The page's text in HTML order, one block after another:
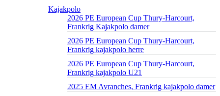
Kajakpolo
2026 PE European Cup Thury-Harcourt,
Frankrig Kajakpolo damer
2026 PE European Cup Thury-Harcourt,
Frankrig kajakpolo herre
2026 PE European Cup Thury-Harcourt,
Frankrig kajakpolo U21
2025 EM Avranches, Frankrig kajakpolo damer